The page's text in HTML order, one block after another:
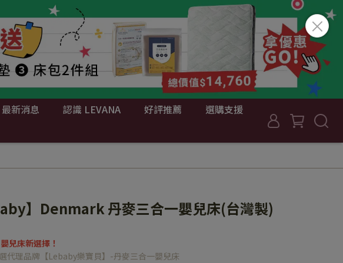
最新消息 認識 LEVANA 好評推薦 選購支援
】Denmark 丹麥三合一嬰兒床(台灣製)
兒床新選擇！
代理品牌【Lebaby樂寶貝】-丹麥三合一嬰兒床